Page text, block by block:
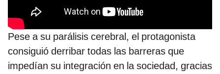
Pese a su parálisis cerebral, el protagonista
consiguió derribar todas las barreras que
impedían su integración en la sociedad, gracias